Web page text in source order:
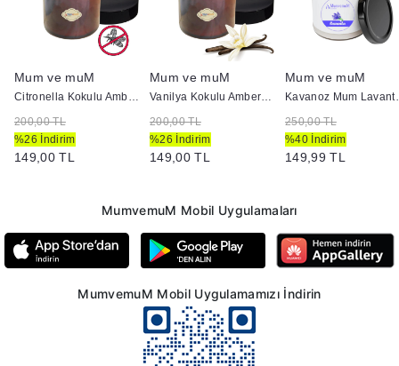
Mum ve muM
Citronella Kokulu Amber Renk Kavanoz İçi Mum
200,00 TL
%26 İndirim
149,00 TL
Mum ve muM
Vanilya Kokulu Amber Renk Kavanoz İçi Mum
200,00 TL
%26 İndirim
149,00 TL
Mum ve muM
250,00 TL
%40 İndirim
149,99 TL
MumvemuM Mobil Uygulamaları
MumvemuM Mobil Uygulamamızı İndirin